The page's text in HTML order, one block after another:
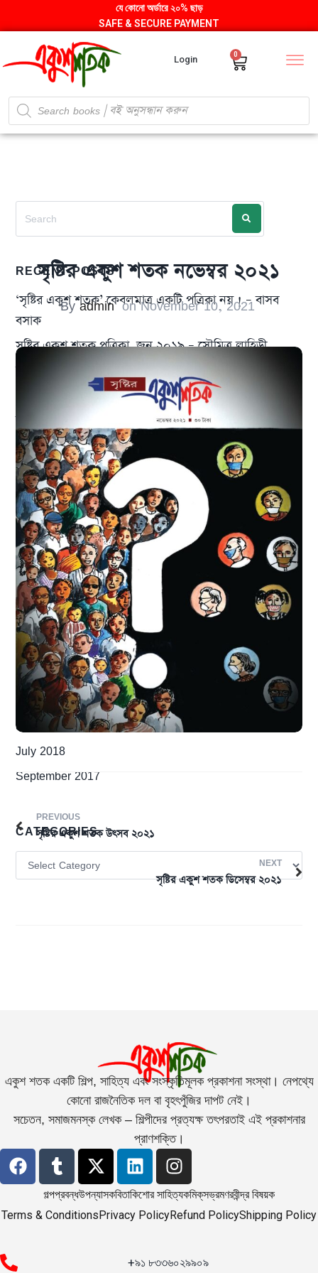
যে কোনো অর্ডারে ২০% ছাড়
SAFE & SECURE PAYMENT
Login 0
সৃষ্টির একুশ শতক নভেম্বর ২০২১
ByadminonNovember 10, 2021
PREVIOUS
সৃষ্টির একুশ শতক উৎসব ২০২১
NEXT
সৃষ্টির একুশ শতক ডিসেম্বর ২০২১
RECENT POSTS
‘সৃষ্টির একুশ শতক’ কেবলমাত্র একটি পত্রিকা নয় ! – বাসব
বসাক
সৃষ্টির একুশ শতক পত্রিকা, জুন ২০১৯ – সৌমিত্র লাহিড়ী
ছেড়ে – রেখেই ধরে – রাখা
স্মৃতির শঙ্খ ঘোষ : অমলিন চিরজীবী
তিনি মশালের আলো, তিনি দিশারী, তিনি শঙ্খ ঘোষ
ARCHIVES
September 2021
June 2021
May 2021
March 2021
February 2021
January 2021
December 2020
April 2019
March 2019
September 2018
July 2018
September 2017
CATEGORIES
একুশ শতক একটি শিল্প, সাহিত্য এবং সংস্কৃতিমূলক প্রকাশনা সংস্থা। নেপথ্যে
কোনো রাজনৈতিক দল বা বৃহৎপুঁজির দাপট নেই।
সচেতন, সমাজমনস্ক লেখক – শিল্পীদের প্রত্যক্ষ তৎপরতাই এই প্রকাশনার
প্রাণশক্তি।
গল্পপ্রবন্ধউপন্যাসকবিতাকিশোর সাহিত্যকমিক্‌সভ্রমণরবীন্দ্র বিষয়ক
Terms & ConditionsPrivacy PolicyRefund PolicyShipping Policy
+৯১ ৮৩৩৬০২৯৯০৯